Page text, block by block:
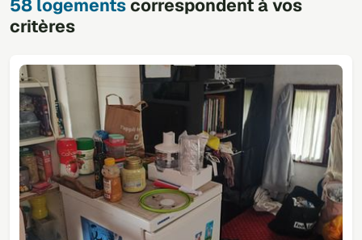
58 logementscorrespondent à vos
critères